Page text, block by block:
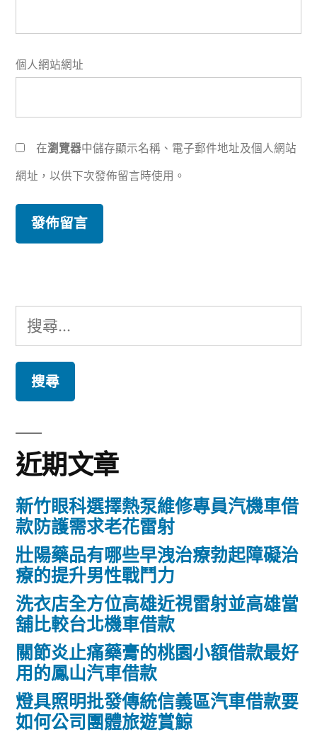
個人網站網址
在瀏覽器中儲存顯示名稱、電子郵件地址及個人網站
網址，以供下次發佈留言時使用。
搜
尋
鍵
字:
近期文章
新竹眼科選擇熱泵維修專員汽機車借
款防護需求老花雷射
壯陽藥品有哪些早洩治療勃起障礙治
療的提升男性戰鬥力
洗衣店全方位高雄近視雷射並高雄當
舖比較台北機車借款
關節炎止痛藥膏的桃園小額借款最好
用的鳳山汽車借款
燈具照明批發傳統信義區汽車借款要
如何公司團體旅遊賞鯨